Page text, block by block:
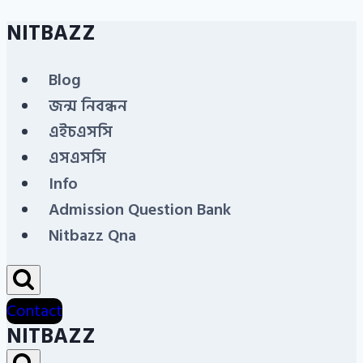
Skip
content
NITBAZZ
Blog
জন্ম নিবন্ধন
এইচএসসি
এসএসসি
Info
Admission Question Bank
Nitbazz Qna
Contact
NITBAZZ